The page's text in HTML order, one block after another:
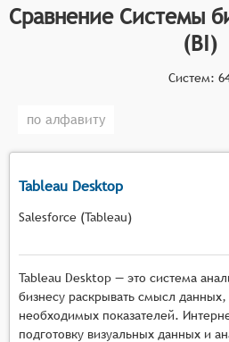
определяет конкретные
для систем. Чтобы
категорию Систем бизнес-
понятность данных
Объединять источники
Позволять принимать
решения для
статистических
Сравнение Системы
(BI)
Систем:
по алфавиту
Tableau Desktop
Salesforce (Tableau)
Tableau Desktop — это система
бизнесу раскрывать смысл данных,
необходимых показателей.
подготовку визуальных данных и